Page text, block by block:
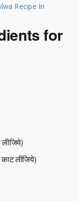
Recipe In
for
लीजिये)